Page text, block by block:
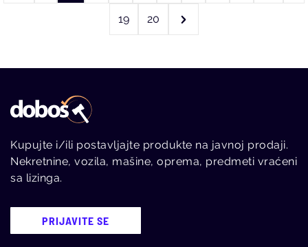
19 20
Kupujte i/ili postavljajte produkte na javnoj prodaji.
Nekretnine, vozila, mašine, oprema, predmeti vraćeni
sa lizinga.
PRIJAVITE SE